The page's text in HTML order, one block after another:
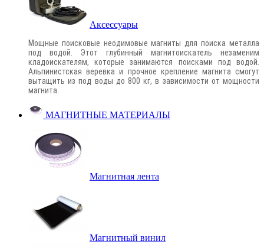
Аксессуары
Мощные поисковые неодимовые магниты для поиска металла
под водой. Этот глубинный магнитоискатель незаменим
кладоискателям, которые занимаются поисками под водой.
Альпинистская веревка и прочное крепление магнита смогут
вытащить из под воды до 800 кг, в зависимости от мощности
магнита.
МАГНИТНЫЕ МАТЕРИАЛЫ
Магнитная лента
Магнитный винил